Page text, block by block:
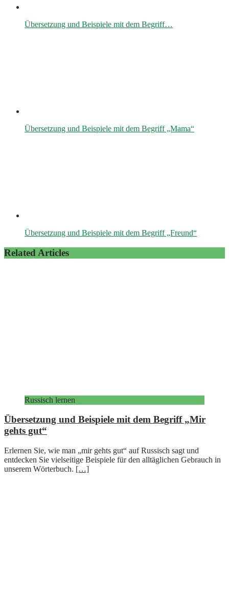
Übersetzung und Beispiele mit dem Begriff…
Übersetzung und Beispiele mit dem Begriff „Mama“
Übersetzung und Beispiele mit dem Begriff „Freund“
Related Articles
Russisch lernen
Übersetzung und Beispiele mit dem Begriff „Mir
gehts gut“
Erlernen Sie, wie man „mir gehts gut“ auf Russisch sagt und
entdecken Sie vielseitige Beispiele für den alltäglichen Gebrauch in
unserem Wörterbuch. […]